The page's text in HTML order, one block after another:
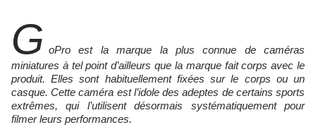
G oPro est la marque la plus connue de caméras
miniatures à tel point d’ailleurs que la marque fait corps avec le
produit. Elles sont habituellement fixées sur le corps ou un
casque. Cette caméra est l’idole des adeptes de certains sports
extrêmes, qui l’utilisent désormais systématiquement pour
filmer leurs performances.